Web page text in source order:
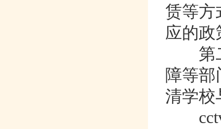
赁等方
应的政
第
障等部
清学校
cctv5